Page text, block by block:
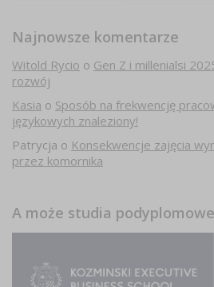
Najnowsze komentarze
Witold Rycio o Gen Z i millenialsi
rozwój
Kasia o Sposób na frekwencję
językowych znaleziony!
Patrycja o Konsekwencje zajęcia
przez komornika
A może studia podyplomowe